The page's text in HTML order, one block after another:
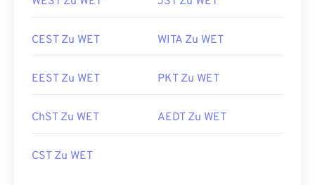
CEST Zu WET WITA Zu WET
EEST Zu WET PKT Zu WET
ChST Zu WET AEDT Zu WET
CST Zu WET